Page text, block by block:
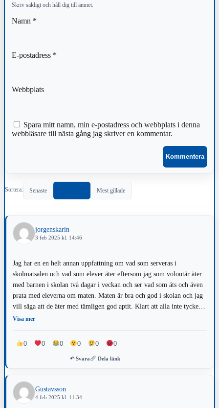
Skriv sakligt och håll dig till ämnet.
Namn *
E-postadress *
Webbplats
Spara mitt namn, min e-postadress och webbplats i denna
webbläsare till nästa gång jag skriver en kommentar.
Sortera: Senaste Mest gillade
jorgenskarin
3 feb 2025 kl. 14:46
Jag har en en helt annan uppfattning om vad som serveras i
skolmatsalen och vad som elever äter eftersom jag som volontär äter
med barnen i skolan två dagar i veckan och ser vad som äts och även
prata med eleverna om maten. Maten är bra och god i skolan och jag
vill säga att de äter med tämligen god aptit. Klart att alla inte tycker
det är jättegott eftersom de alltid jämför med pizza och snabbmat som
Sällan att någon bara äter knäckebröd utan ta lite grönsaker. Jag är av
utan det är föräldraansvar att ge barn en sund matkultur som inte gör
sitta och ha en måltid just runt bordet och verkligen ge möjlighet till
en uppfostran i vad mat smaka. Jag har även ett barn som växt upp
med glutenintolerans.
Visa mer
0 0 0 0 0 0
↶ Svara Dela länk
Gustavsson
4 feb 2025 kl. 11:34